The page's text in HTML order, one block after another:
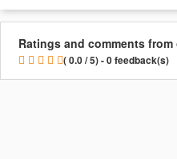
Ratings and comments
( 0.0 / 5) - 0 feedback(s)